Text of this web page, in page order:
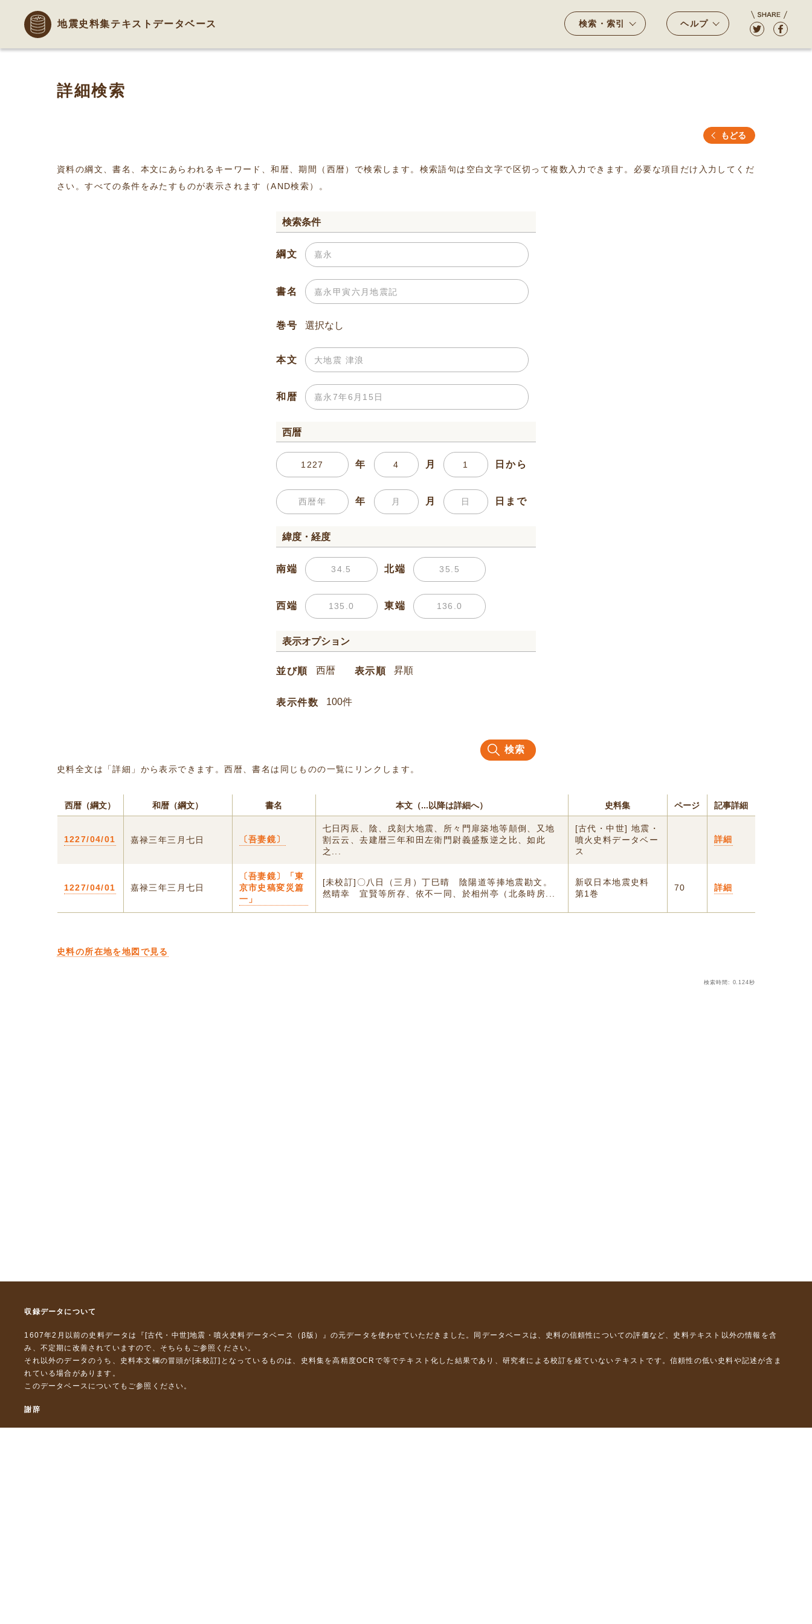
地震史料集テキストデータベース 検索・索引 ヘルプ
詳細検索
もどる
資料の綱文、書名、本文にあらわれるキーワード、和暦、期間（西暦）で検索します。検索語句は空白文字で区切って複数入力できます。必要な項目だけ入力してくだ
さい。すべての条件をみたすものが表示されます（AND検索）。
検索条件
綱文
書名
巻号
本文
和暦
西暦
年 月 日から
年 月 日まで
緯度・経度
南端 北端
西端 東端
表示オプション
並び順 表示順
表示件数
検索
史料全文は「詳細」から表示できます。西暦、書名は同じものの一覧にリンクします。
西暦（綱文） 和暦（綱文） 書名 本文（...以降は詳細へ） 史料集 ページ 記事詳細
1227/04/01 嘉禄三年三月七日 〔吾妻鏡〕
七日丙辰、陰、戌刻大地震、所々門扉築地等顛倒、又地
割云云、去建暦三年和田左衛門尉義盛叛逆之比、如此
之...
[古代・中世] 地震・
噴火史料データベー
ス
詳細
1227/04/01 嘉禄三年三月七日
〔吾妻鏡〕「東
京市史稿変災篇
一」
[未校訂]〇八日（三月）丁巳晴 陰陽道等捧地震勘文。
然晴幸 宜賢等所存、依不一同、於相州亭（北条時房...
新収日本地震史料
第1巻
70 詳細
史料の所在地を地図で見る
検索時間: 0.124秒
収録データについて
1607年2月以前の史料データは『 [古代・中世]地震・噴火史料データベース（β版）』 の元データを使わせていただきました。同データベースは、史料の信頼性についての評価など、史料テキスト以外の情報を含
み、不定期に改善されていますので、 そちら もご参照ください。
それ以外のデータのうち、史料本文欄の冒頭が[未校訂]となっているものは、史料集を高精度OCRで等でテキスト化した結果であり、研究者による校訂を経ていないテキストです。信頼性の低い史料や記述が含ま
れている場合があります。
このデータベースについて もご参照ください。
謝辞